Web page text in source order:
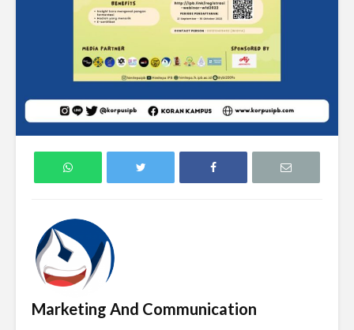
Marketing And Communication